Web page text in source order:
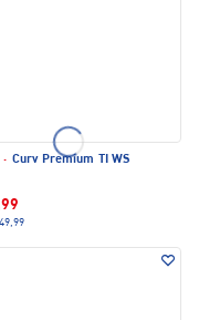
ERHÄLTLICH
· Curv Premium TI WS